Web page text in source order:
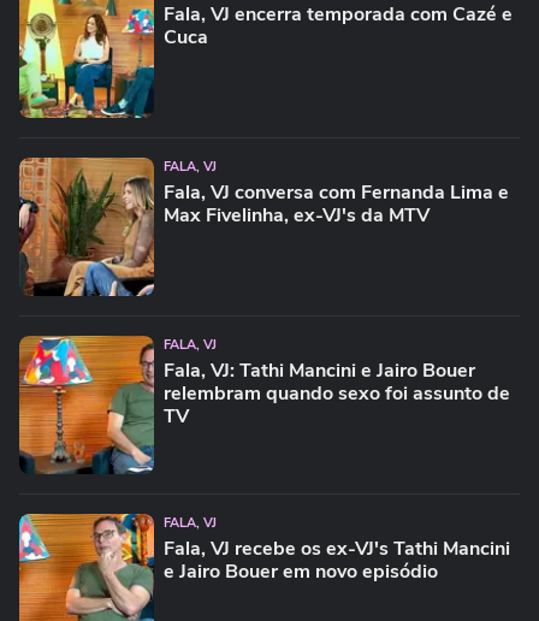
Fala, VJ encerra temporada com Cazé e
Cuca
FALA, VJ
Fala, VJ conversa com Fernanda Lima e
Max Fivelinha, ex-VJ's da MTV
FALA, VJ
Fala, VJ: Tathi Mancini e Jairo Bouer
relembram quando sexo foi assunto de
TV
FALA, VJ
Fala, VJ recebe os ex-VJ's Tathi Mancini
e Jairo Bouer em novo episódio